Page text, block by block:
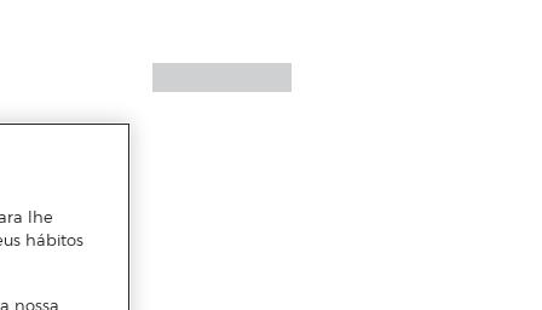
lhe
hábitos
nossa